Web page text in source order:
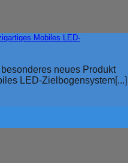
Mobiles LED-
neues Produkt
LED-Zielbogensystem[...]